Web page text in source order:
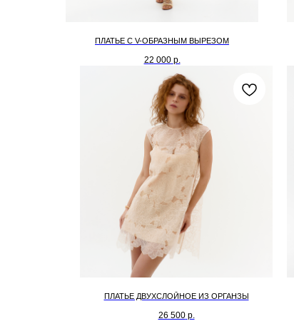
ПЛАТЬЕ С V-ОБРАЗНЫМ ВЫРЕЗОМ
22 000 р.
ПЛАТЬЕ ДВУХСЛОЙНОЕ ИЗ ОРГАНЗЫ
26 500 р.